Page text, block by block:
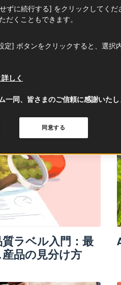
地元の誇りでもあります
シェル氏は伝統を受け継
ヌーヴェル＝アキテーヌ
ラベル入門：最
品の見分け方
ずに続行する] をクリックしてくだ
だくこともできます。
] ボタンをクリックすると、選択
しく
同、皆さまのご信頼に感謝いたし
同意する